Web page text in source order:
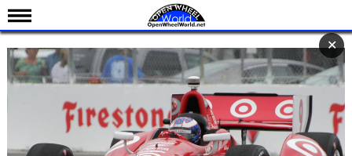
Nieuws
Kalender
Coureurs
✕
✕